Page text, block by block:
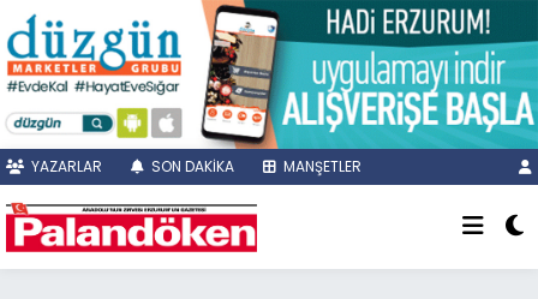
YAZARLAR SON DAKİKA MANŞETLER